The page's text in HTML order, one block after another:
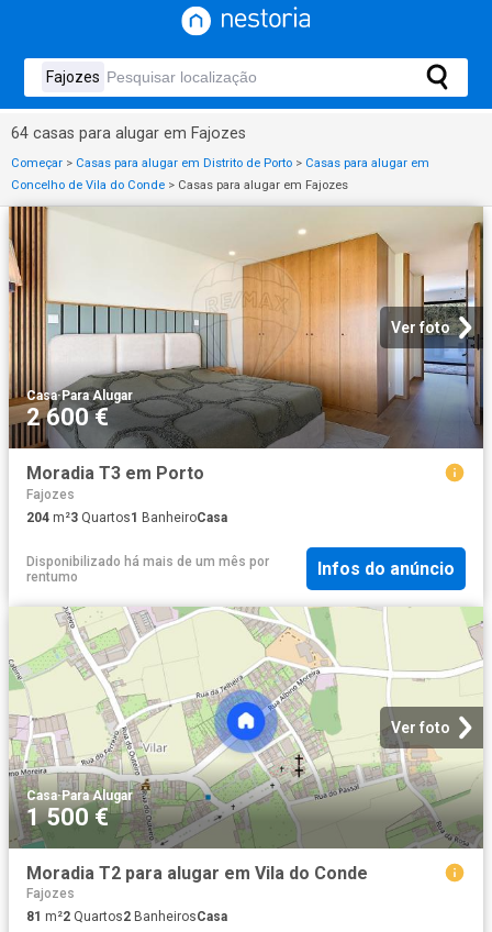
64 casas para alugar em Fajozes
Começar > Casas para alugar em Distrito de Porto > Casas para alugar em
Concelho de Vila do Conde > Casas para alugar em Fajozes
Ver foto
Casa·Para Alugar
2 600 €
Moradia T3 em Porto
Fajozes
204 m²3 Quartos1 BanheiroCasa
Disponibilizado há mais de um mês por
rentumo
Infos do anúncio
Ver foto
Casa·Para Alugar
1 500 €
Moradia T2 para alugar em Vila do Conde
Fajozes
81 m²2 Quartos2 BanheirosCasa